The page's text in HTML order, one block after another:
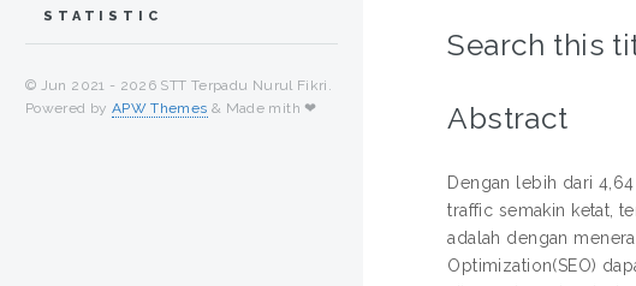
Search this
Abstract
Dengan lebih dari
traffic semakin ketat,
adalah dengan
Optimization(SEO)
STATISTIC
© Jun 2021 - 2026 STT Terpadu Nurul Fikri.
Powered by APW Themes & Made mith ❤